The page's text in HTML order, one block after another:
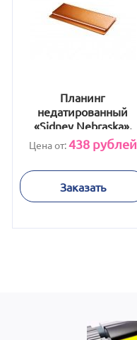
Планинг
недатированный
«Sidney Nebraska»,
оранжевый
Цена от:438рублей
Заказать